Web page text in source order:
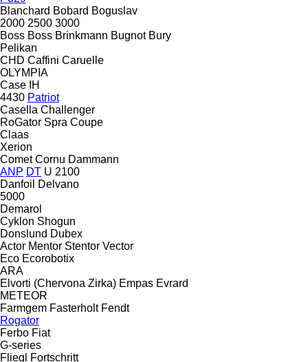
Blanchard Bobard Boguslav
2000 2500 3000
Boss Boss Brinkmann Bugnot Bury
Pelikan
CHD Caffini Caruelle
OLYMPIA
Case IH
4430 Patriot
Casella Challenger
RoGator Spra Coupe
Claas
Xerion
Comet Cornu Dammann
ANP DT U 2100
Danfoil
Delvano
5000
Demarol
Cyklon Shogun
Donslund Dubex
Actor Mentor Stentor Vector
Eco Ecorobotix
ARA
Elvorti (Chervona Zirka) Empas Evrard
METEOR
Farmgem Fasterholt Fendt
Rogator
Ferbo Fiat
G-series
Fliegl
Fortschritt